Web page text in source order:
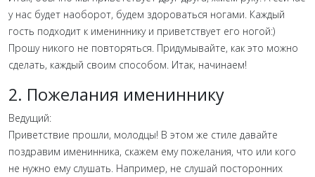
у нас будет наоборот, будем здороваться ногами. Каждый
гость подходит к имениннику и приветствует его ногой:)
Прошу никого не повторяться. Придумывайте, как это можно
сделать, каждый своим способом. Итак, начинаем!
2. Пожелания имениннику
Ведущий:
Приветствие прошли, молодцы! В этом же стиле давайте
поздравим именинника, скажем ему пожелания, что или кого
не нужно ему слушать. Например, не слушай посторонних